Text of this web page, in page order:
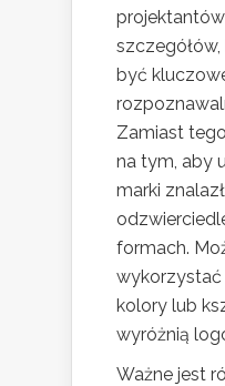
być
Zamiast
na tym, aby
marki
formach.
kolory lub
wyróżnią
Ważne jest